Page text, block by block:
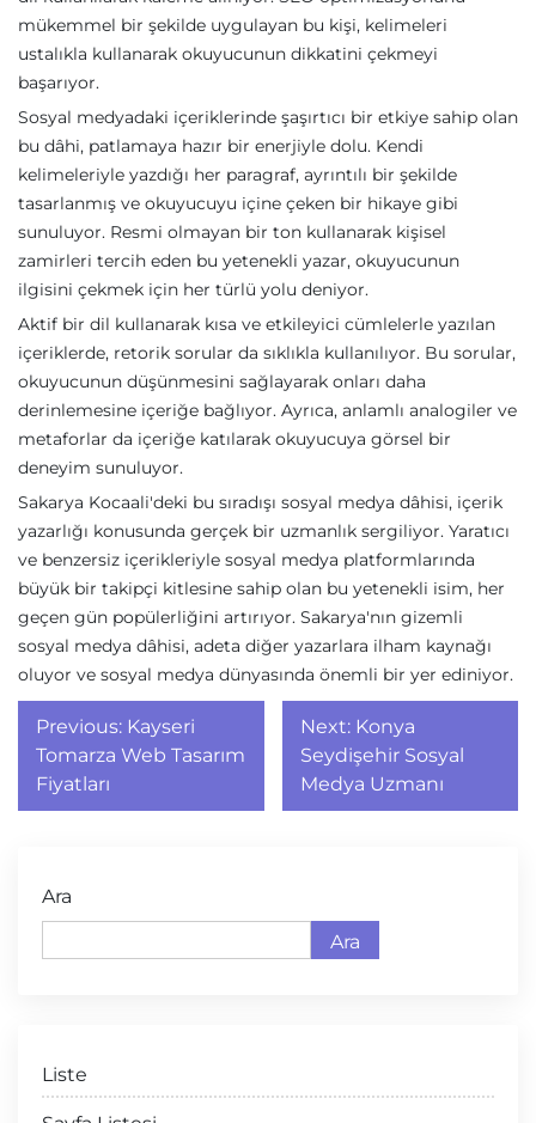
mükemmel bir şekilde uygulayan bu kişi, kelimeleri
ustalıkla kullanarak okuyucunun dikkatini çekmeyi
başarıyor.
Sosyal medyadaki içeriklerinde şaşırtıcı bir etkiye sahip olan
bu dâhi, patlamaya hazır bir enerjiyle dolu. Kendi
kelimeleriyle yazdığı her paragraf, ayrıntılı bir şekilde
tasarlanmış ve okuyucuyu içine çeken bir hikaye gibi
sunuluyor. Resmi olmayan bir ton kullanarak kişisel
zamirleri tercih eden bu yetenekli yazar, okuyucunun
ilgisini çekmek için her türlü yolu deniyor.
Aktif bir dil kullanarak kısa ve etkileyici cümlelerle yazılan
içeriklerde, retorik sorular da sıklıkla kullanılıyor. Bu sorular,
okuyucunun düşünmesini sağlayarak onları daha
derinlemesine içeriğe bağlıyor. Ayrıca, anlamlı analogiler ve
metaforlar da içeriğe katılarak okuyucuya görsel bir
deneyim sunuluyor.
Sakarya Kocaali'deki bu sıradışı sosyal medya dâhisi, içerik
yazarlığı konusunda gerçek bir uzmanlık sergiliyor. Yaratıcı
ve benzersiz içerikleriyle sosyal medya platformlarında
büyük bir takipçi kitlesine sahip olan bu yetenekli isim, her
geçen gün popülerliğini artırıyor. Sakarya'nın gizemli
sosyal medya dâhisi, adeta diğer yazarlara ilham kaynağı
oluyor ve sosyal medya dünyasında önemli bir yer ediniyor.
Yazı
gezinmesi
Previous: Kayseri
Tomarza Web Tasarım
Fiyatları
Next: Konya
Seydişehir Sosyal
Medya Uzmanı
Ara
Ara
Liste